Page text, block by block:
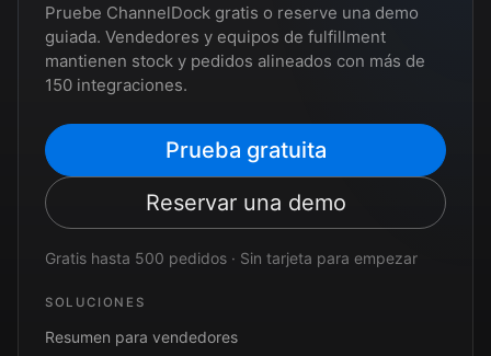
Pruebe ChannelDock gratis o reserve una demo
guiada. Vendedores y equipos de fulfillment
mantienen stock y pedidos alineados con más de
150 integraciones.
Prueba gratuita
Reservar una demo
Gratis hasta 500 pedidos · Sin tarjeta para empezar
SOLUCIONES
Resumen para vendedores